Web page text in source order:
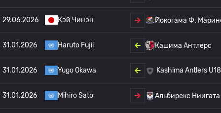
29.06.2026 Кэй Чинэн Йокогама Ф.
31.01.2026 Haruto Fujii Кашима Антлерс
31.01.2026 Yugo Okawa Kashima Antlers U18
31.01.2026 Mihiro Sato Альбирекс Ниигата